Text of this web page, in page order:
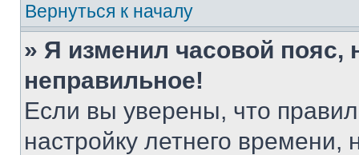
Вернуться к началу
» Я изменил часовой пояс,
неправильное!
Если вы уверены, что
настройку летнего